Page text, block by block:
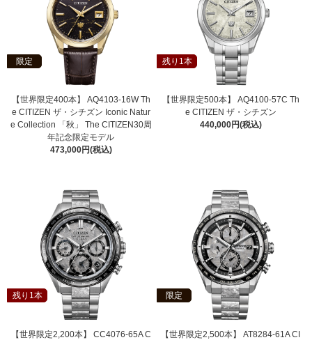
限定
【世界限定400本】 AQ4103-16W Th
e CITIZEN ザ・シチズン Iconic Natur
e Collection 「秋」 The CITIZEN30周
年記念限定モデル
473,000円(税込)
残り1本
【世界限定500本】 AQ4100-57C Th
e CITIZEN ザ・シチズン
440,000円(税込)
残り1本
【世界限定2,200本】 CC4076-65A C
限定
【世界限定2,500本】 AT8284-61A CI